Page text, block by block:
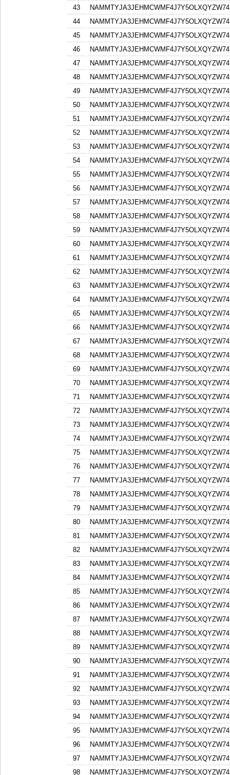
43
44
45
46
47
48
49
50
51
52
53
54
55
56
57
58
59
60
61
62
63
64
65
66
67
68
69
70
71
72
73
74
75
76
77
78
79
80
81
82
83
84
85
86
87
88
89
90
91
92
93
94
95
96
97
98